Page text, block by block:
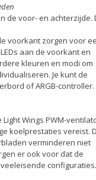
de voor- en achterzijde.
voorkant zorgen voor
aan de voorkant en
kleuren en modi om
Je kunt de
of ARGB-controller.
Wings PWM-
koelprestaties vereist.
verminderen niet
er ook voor dat de
configuraties.